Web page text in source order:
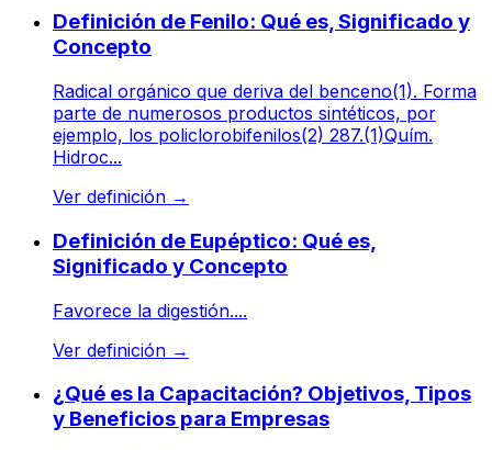
Definición de Fenilo: Qué es, Significado y
Concepto
Radical orgánico que deriva del benceno(1). Forma
parte de numerosos productos sintéticos, por
ejemplo, los policlorobifenilos(2) 287.(1)Quím.
Hidroc...
Ver definición →
Definición de Eupéptico: Qué es,
Significado y Concepto
Favorece la digestión....
Ver definición →
¿Qué es la Capacitación? Objetivos, Tipos
y Beneficios para Empresas